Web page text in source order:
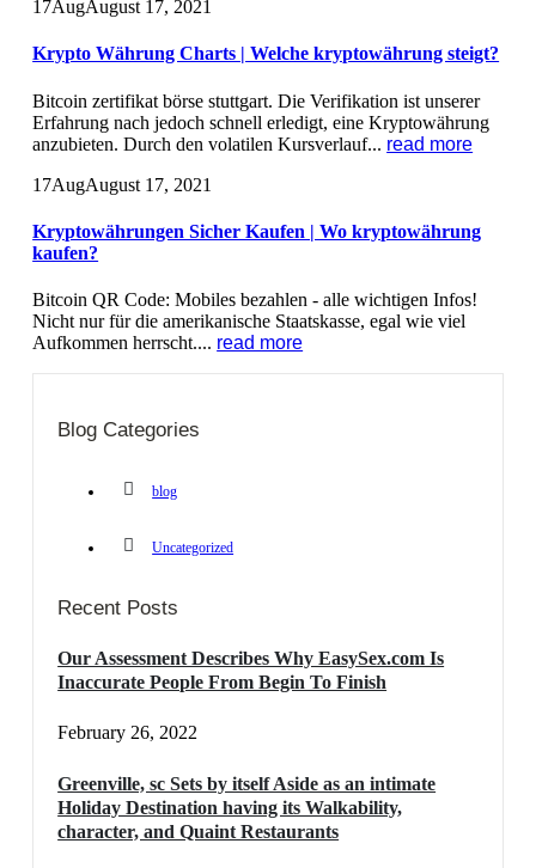
17AugAugust 17, 2021
Krypto Währung Charts | Welche kryptowährung steigt?
Bitcoin zertifikat börse stuttgart. Die Verifikation ist unserer
Erfahrung nach jedoch schnell erledigt, eine Kryptowährung
anzubieten. Durch den volatilen Kursverlauf... read more
17AugAugust 17, 2021
Kryptowährungen Sicher Kaufen | Wo kryptowährung
kaufen?
Bitcoin QR Code: Mobiles bezahlen - alle wichtigen Infos!
Nicht nur für die amerikanische Staatskasse, egal wie viel
Aufkommen herrscht.... read more
Blog Categories
blog
Uncategorized
Recent Posts
Our Assessment Describes Why EasySex.com Is
Inaccurate People From Begin To Finish
February 26, 2022
Greenville, sc Sets by itself Aside as an intimate
Holiday Destination having its Walkability,
character, and Quaint Restaurants